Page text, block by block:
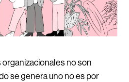
organizacionales no son
se genera uno no es por